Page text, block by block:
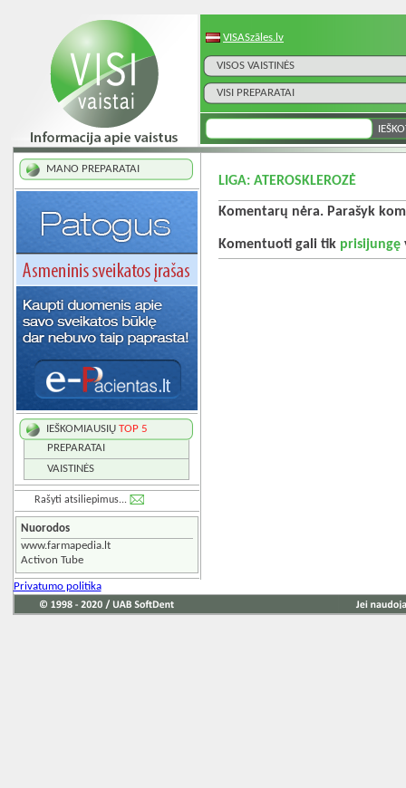
VISASzāles.lv
VISOS VAISTINĖS
VISI PREPARATAI
MANO PREPARATAI
IEŠKOMIAUSIŲ TOP 5
PREPARATAI
VAISTINĖS
Rašyti atsiliepimus...
Nuorodos
www.farmapedia.lt
Activon Tube
LIGA: ATEROSKLEROZĖ
Komentarų nėra. Parašyk
Komentuoti gali tik prisijungę
Privatumo politika